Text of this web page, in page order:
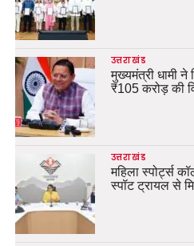
उत्तराखंड
मुख्यमंत्री धामी ने
₹105 करोड़ की
उत्तराखंड
महिला स्पोर्ट्स
स्पॉट ट्रायल से